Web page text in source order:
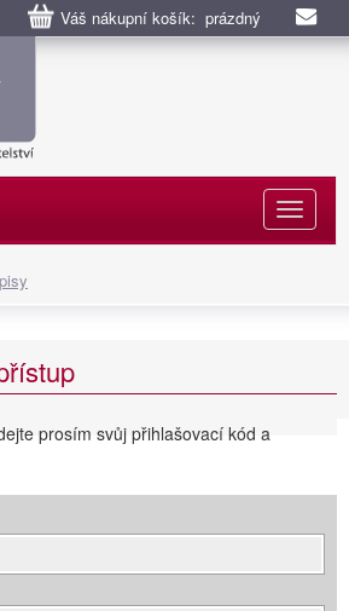
Váš nákupní košík: prázdný
prosím svůj přihlašovací kód a